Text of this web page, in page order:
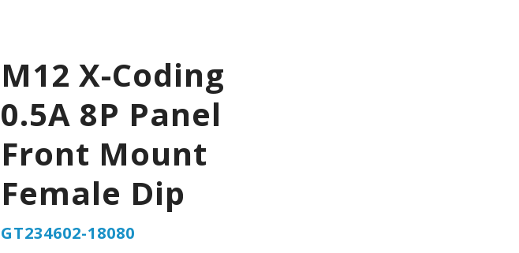
M12 X-Coding
0.5A 8P Panel
Front Mount
Female Dip
GT234602-18080